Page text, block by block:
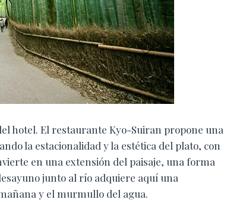
hotel. El restaurante Kyo-Suiran propone una
la estacionalidad y la estética del plato, con
en una extensión del paisaje, una forma
junto al río adquiere aquí una
y el murmullo del agua.